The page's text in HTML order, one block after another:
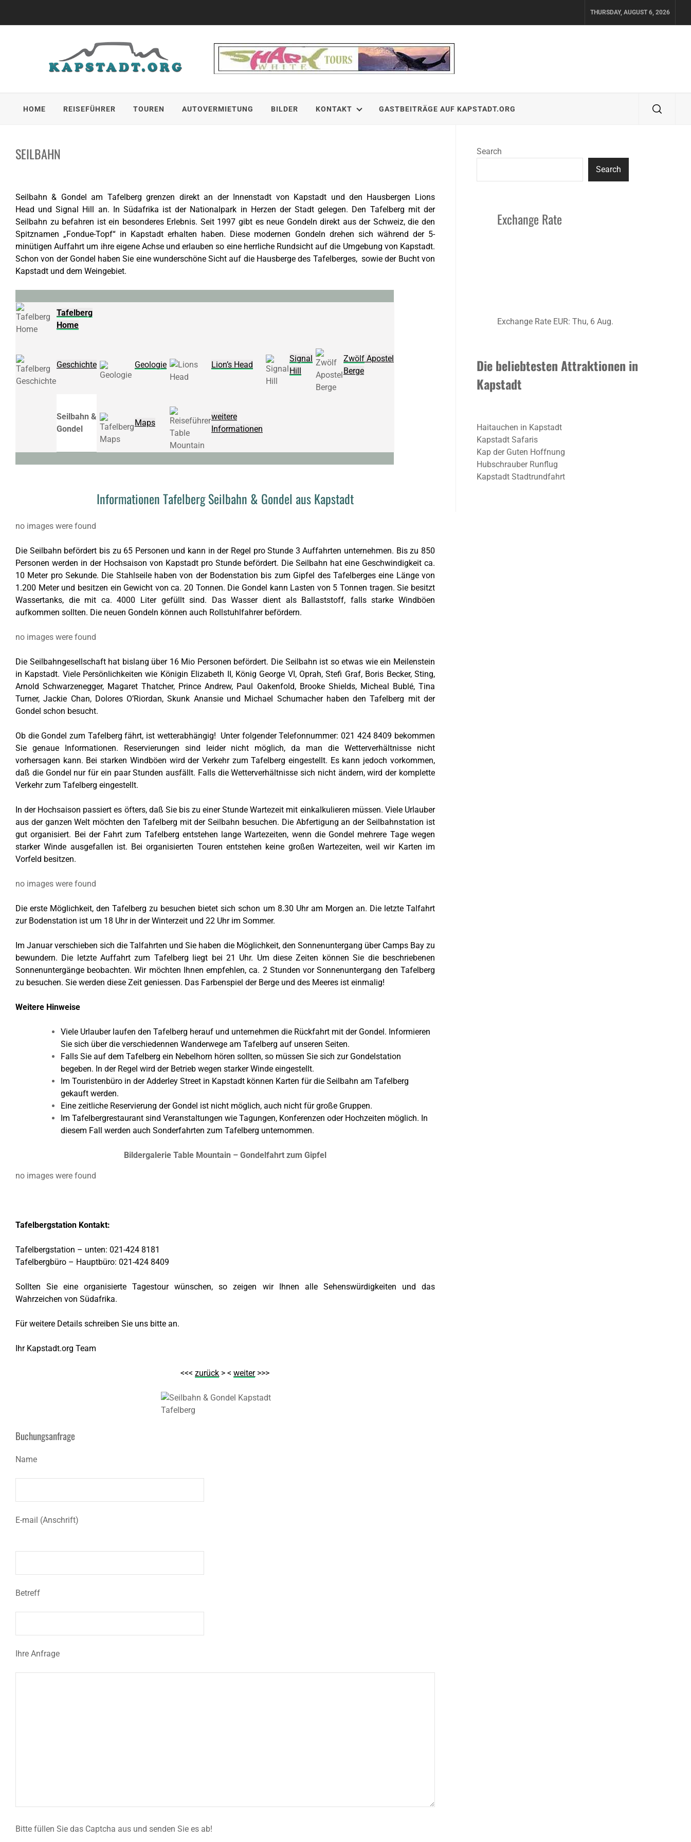
THURSDAY, AUGUST 6, 2026
HOME REISEFÜHRER TOUREN AUTOVERMIETUNG BILDER KONTAKT GASTBEITRÄGE AUF KAPSTADT.ORG
SEILBAHN
Seilbahn & Gondel am Tafelberg grenzen direkt an der Innenstadt von Kapstadt und den Hausbergen Lions
Head und Signal Hill an. In Südafrika ist der Nationalpark in Herzen der Stadt gelegen. Den Tafelberg mit der
Seilbahn zu befahren ist ein besonderes Erlebnis. Seit 1997 gibt es neue Gondeln direkt aus der Schweiz, die den
Spitznamen „Fondue-Topf“ in Kapstadt erhalten haben. Diese modernen Gondeln drehen sich während der 5-
minütigen Auffahrt um ihre eigene Achse und erlauben so eine herrliche Rundsicht auf die Umgebung von Kapstadt.
Schon von der Gondel haben Sie eine wunderschöne Sicht auf die Hausberge des Tafelberges, sowie der Bucht von
Kapstadt und dem Weingebiet.
Tafelberg
Home
Geschichte Geologie Lion’s Head
Signal
Hill
Zwölf Apostel
Berge
Seilbahn &
Gondel
Maps
weitere
Informationen
Informationen Tafelberg Seilbahn & Gondel aus Kapstadt
no images were found
Die Seilbahn befördert bis zu 65 Personen und kann in der Regel pro Stunde 3 Auffahrten unternehmen. Bis zu 850
Personen werden in der Hochsaison von Kapstadt pro Stunde befördert. Die Seilbahn hat eine Geschwindigkeit ca.
10 Meter pro Sekunde. Die Stahlseile haben von der Bodenstation bis zum Gipfel des Tafelberges eine Länge von
1.200 Meter und besitzen ein Gewicht von ca. 20 Tonnen. Die Gondel kann Lasten von 5 Tonnen tragen. Sie besitzt
Wassertanks, die mit ca. 4000 Liter gefüllt sind. Das Wasser dient als Ballaststoff, falls starke Windböen
aufkommen sollten. Die neuen Gondeln können auch Rollstuhlfahrer befördern.
no images were found
Die Seilbahngesellschaft hat bislang über 16 Mio Personen befördert. Die Seilbahn ist so etwas wie ein Meilenstein
in Kapstadt. Viele Persönlichkeiten wie Königin Elizabeth II, König George VI, Oprah, Stefi Graf, Boris Becker, Sting,
Arnold Schwarzenegger, Magaret Thatcher, Prince Andrew, Paul Oakenfold, Brooke Shields, Micheal Bublé, Tina
Turner, Jackie Chan, Dolores O’Riordan, Skunk Anansie und Michael Schumacher haben den Tafelberg mit der
Gondel schon besucht.
Ob die Gondel zum Tafelberg fährt, ist wetterabhängig! Unter folgender Telefonnummer: 021 424 8409 bekommen
Sie genaue Informationen. Reservierungen sind leider nicht möglich, da man die Wetterverhältnisse nicht
vorhersagen kann. Bei starken Windböen wird der Verkehr zum Tafelberg eingestellt. Es kann jedoch vorkommen,
daß die Gondel nur für ein paar Stunden ausfällt. Falls die Wetterverhältnisse sich nicht ändern, wird der komplette
Verkehr zum Tafelberg eingestellt.
In der Hochsaison passiert es öfters, daß Sie bis zu einer Stunde Wartezeit mit einkalkulieren müssen. Viele Urlauber
aus der ganzen Welt möchten den Tafelberg mit der Seilbahn besuchen. Die Abfertigung an der Seilbahnstation ist
gut organisiert. Bei der Fahrt zum Tafelberg entstehen lange Wartezeiten, wenn die Gondel mehrere Tage wegen
starker Winde ausgefallen ist. Bei organisierten Touren entstehen keine großen Wartezeiten, weil wir Karten im
Vorfeld besitzen.
no images were found
Die erste Möglichkeit, den Tafelberg zu besuchen bietet sich schon um 8.30 Uhr am Morgen an. Die letzte Talfahrt
zur Bodenstation ist um 18 Uhr in der Winterzeit und 22 Uhr im Sommer.
Im Januar verschieben sich die Talfahrten und Sie haben die Möglichkeit, den Sonnenuntergang über Camps Bay zu
bewundern. Die letzte Auffahrt zum Tafelberg liegt bei 21 Uhr. Um diese Zeiten können Sie die beschriebenen
Sonnenuntergänge beobachten. Wir möchten Ihnen empfehlen, ca. 2 Stunden vor Sonnenuntergang den Tafelberg
zu besuchen. Sie werden diese Zeit geniessen. Das Farbenspiel der Berge und des Meeres ist einmalig!
Weitere Hinweise
Viele Urlauber laufen den Tafelberg herauf und unternehmen die Rückfahrt mit der Gondel. Informieren
Sie sich über die verschiedennen Wanderwege am Tafelberg auf unseren Seiten.
Falls Sie auf dem Tafelberg ein Nebelhorn hören sollten, so müssen Sie sich zur Gondelstation
begeben. In der Regel wird der Betrieb wegen starker Winde eingestellt.
Im Touristenbüro in der Adderley Street in Kapstadt können Karten für die Seilbahn am Tafelberg
gekauft werden.
Eine zeitliche Reservierung der Gondel ist nicht möglich, auch nicht für große Gruppen.
Im Tafelbergrestaurant sind Veranstaltungen wie Tagungen, Konferenzen oder Hochzeiten möglich. In
diesem Fall werden auch Sonderfahrten zum Tafelberg unternommen.
Bildergalerie Table Mountain – Gondelfahrt zum Gipfel
no images were found
Tafelbergstation Kontakt:
Tafelbergstation – unten: 021-424 8181
Tafelbergbüro – Hauptbüro: 021-424 8409
Sollten Sie eine organisierte Tagestour wünschen, so zeigen wir Ihnen alle Sehenswürdigkeiten und das
Wahrzeichen von Südafrika.
Für weitere Details schreiben Sie uns bitte an.
Ihr Kapstadt.org Team
<<<zurück > <weiter>>>
Buchungsanfrage
Name
E-mail (Anschrift)
Betreff
Ihre Anfrage
Bitte füllen Sie das Captcha aus und senden Sie es ab!
Search
Search
Exchange Rate
Exchange Rate EUR: Thu, 6 Aug.
Die beliebtesten Attraktionen in
Kapstadt
Haitauchen in Kapstadt
Kapstadt Safaris
Kap der Guten Hoffnung
Hubschrauber Runflug
Kapstadt Stadtrundfahrt